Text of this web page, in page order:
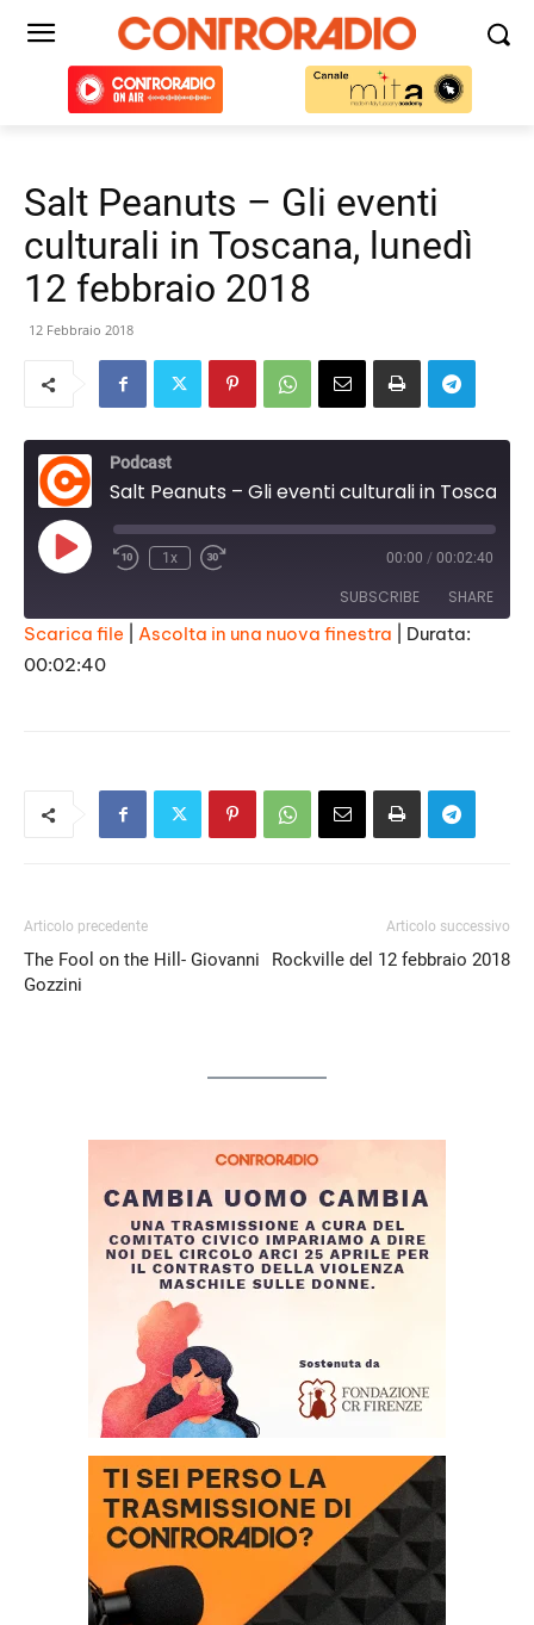
Salt Peanuts – Gli eventi
culturali in Toscana, lunedì
12 febbraio 2018
12 Febbraio 2018
Podcast
Play
Episode
1x 00:00 / 00:02:40
SUBSCRIBE SHARE
SHARE
Scarica file Ascolta in una nuova finestra
Durata:
00:02:40
Articolo precedente
The Fool on the Hill- Giovanni
Gozzini
Articolo successivo
Rockville del 12 febbraio 2018